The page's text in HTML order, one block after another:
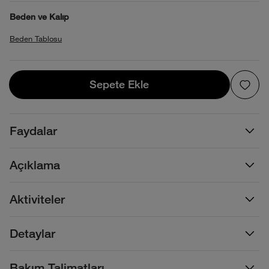
Beden ve Kalıp
Beden Tablosu
Sepete Ekle
Sepete Ekle
Açıklama
Detaylar
Aktiviteler
Faydalar